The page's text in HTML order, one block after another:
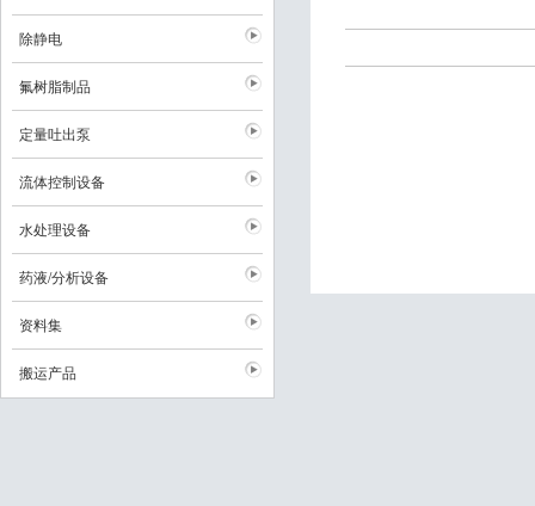
除静电
氟树脂制品
定量吐出泵
流体控制设备
水处理设备
药液/分析设备
资料集
搬运产品